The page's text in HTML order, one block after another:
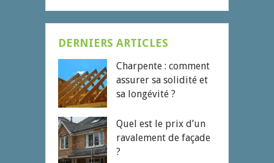
DERNIERS ARTICLES
Charpente : comment
assurer sa solidité et
sa longévité ?
Quel est le prix d’un
ravalement de façade
?